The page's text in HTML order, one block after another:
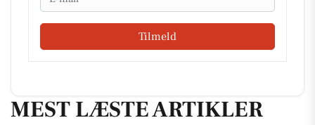
Tilmeld
MEST LÆSTE ARTIKLER